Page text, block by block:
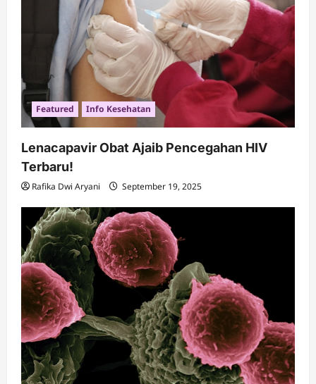
Featured Info Kesehatan
Lenacapavir Obat Ajaib Pencegahan HIV
Terbaru!
Rafika Dwi Aryani September 19, 2025